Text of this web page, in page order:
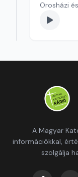
Orosházi
A Magyar
információkkal,
szolgálja